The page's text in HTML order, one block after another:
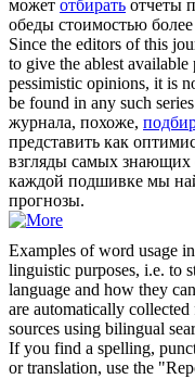
может отбирать отчеты
обеды стоимостью
Since the editors of this
to give the ablest
pessimistic opinions, it is
be found in any such
журнала, похоже,
представить как
взгляды самых знающих
каждой подшивке мы
прогнозы.
Examples of word usage
linguistic purposes, i.e. to
language and how they
are automatically
sources using bilingual
If you find a spelling,
or translation, use the